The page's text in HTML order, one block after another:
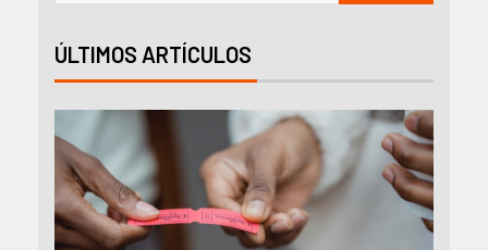
ÚLTIMOS ARTÍCULOS